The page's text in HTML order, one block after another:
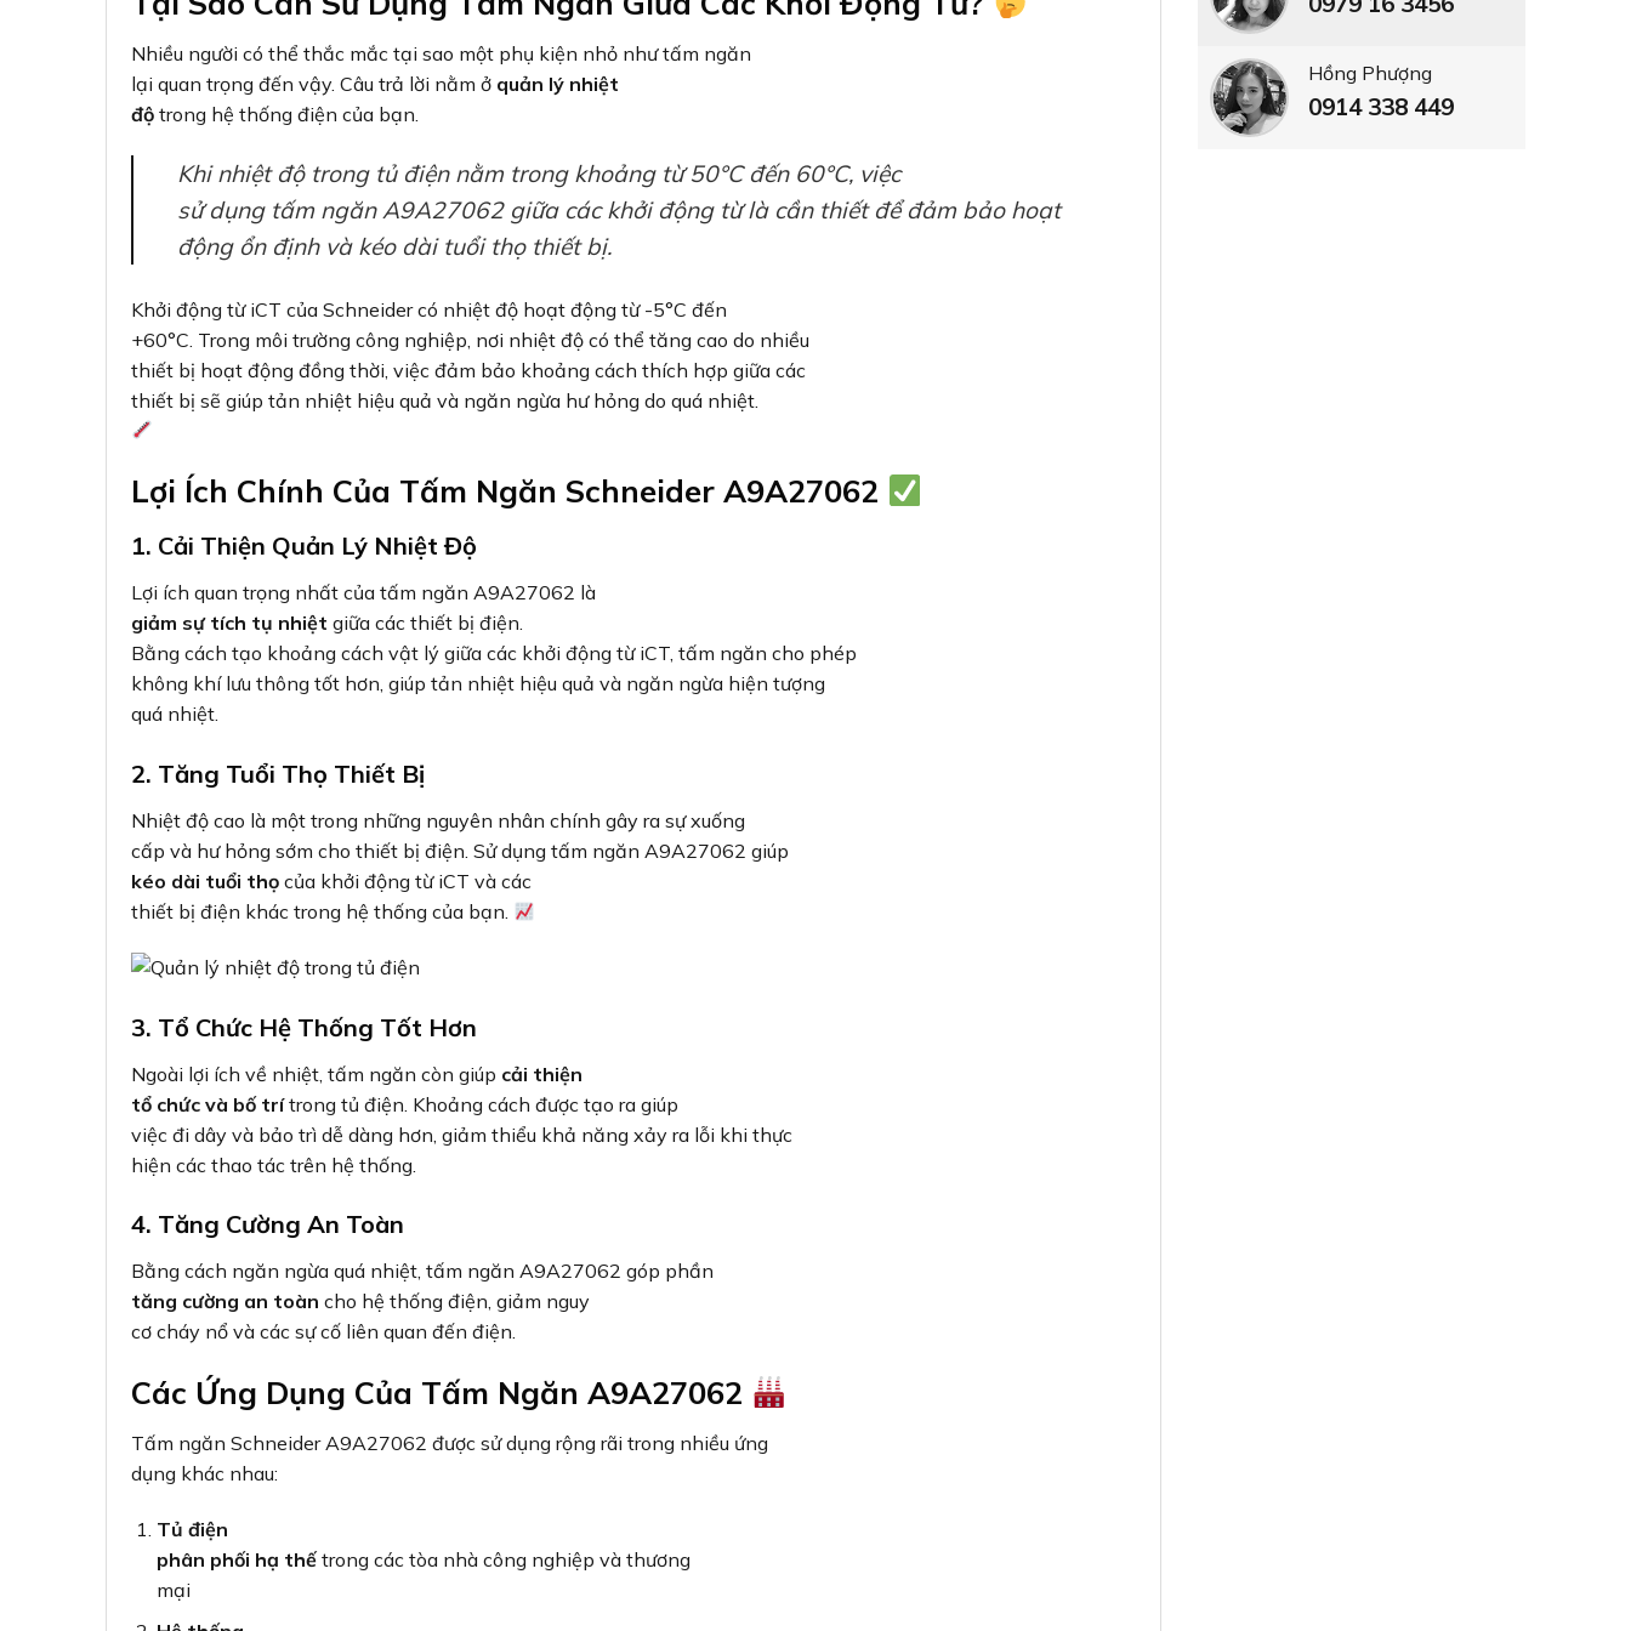
Nhiều người có thể thắc mắc tại sao một phụ kiện nhỏ như tấm ngăn
lại quan trọng đến vậy. Câu trả lời nằm ở quản lý nhiệt
độ trong hệ thống điện của bạn.
Khi nhiệt độ trong tủ điện nằm trong khoảng từ 50°C đến 60°C, việc
sử dụng tấm ngăn A9A27062 giữa các khởi động từ là cần thiết để đảm bảo hoạt
động ổn định và kéo dài tuổi thọ thiết bị.
Khởi động từ iCT của Schneider có nhiệt độ hoạt động từ -5°C đến
+60°C. Trong môi trường công nghiệp, nơi nhiệt độ có thể tăng cao do nhiều
thiết bị hoạt động đồng thời, việc đảm bảo khoảng cách thích hợp giữa các
thiết bị sẽ giúp tản nhiệt hiệu quả và ngăn ngừa hư hỏng do quá nhiệt.
Lợi Ích Chính Của Tấm Ngăn Schneider A9A27062
1. Cải Thiện Quản Lý Nhiệt Độ
Lợi ích quan trọng nhất của tấm ngăn A9A27062 là
giảm sự tích tụ nhiệt giữa các thiết bị điện.
Bằng cách tạo khoảng cách vật lý giữa các khởi động từ iCT, tấm ngăn cho phép
không khí lưu thông tốt hơn, giúp tản nhiệt hiệu quả và ngăn ngừa hiện tượng
quá nhiệt.
2. Tăng Tuổi Thọ Thiết Bị
Nhiệt độ cao là một trong những nguyên nhân chính gây ra sự xuống
cấp và hư hỏng sớm cho thiết bị điện. Sử dụng tấm ngăn A9A27062 giúp
kéo dài tuổi thọ của khởi động từ iCT và các
thiết bị điện khác trong hệ thống của bạn.
3. Tổ Chức Hệ Thống Tốt Hơn
Ngoài lợi ích về nhiệt, tấm ngăn còn giúp cải thiện
tổ chức và bố trítrong tủ điện. Khoảng cách được tạo ra giúp
việc đi dây và bảo trì dễ dàng hơn, giảm thiểu khả năng xảy ra lỗi khi thực
hiện các thao tác trên hệ thống.
4. Tăng Cường An Toàn
Bằng cách ngăn ngừa quá nhiệt, tấm ngăn A9A27062 góp phần
tăng cường an toàn cho hệ thống điện, giảm nguy
cơ cháy nổ và các sự cố liên quan đến điện.
Các Ứng Dụng Của Tấm Ngăn A9A27062
Tấm ngăn Schneider A9A27062 được sử dụng rộng rãi trong nhiều ứng
dụng khác nhau:
Tủ điện
phân phối hạ thếtrong các tòa nhà công nghiệp và thương
mại
Hồng Phượng
0914 338 449